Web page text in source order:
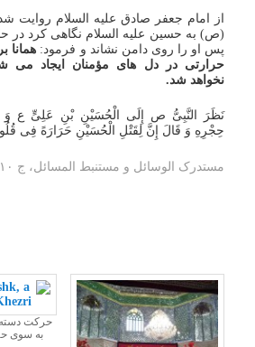
از امام جعفر صادق علیه السلام
(ص) به حسین علیه السلام نگاهی کرد در
پس او را روی دامن نشاند و فرمود: همانا
حرارتی در دل های مؤمنان ایجاد
نخواهد شد.
نَظَرَ النَّبِیُّ ص إِلَى الْحُسَیْنِ بْنِ عَلِیٍّ ع
حِجْرِهِ وَ قَالَ إِنَّ لِقَتْلِ الْحُسَیْنِ حَرَارَهً فِی قُلُوبِ
مستدرک الوسائل و مستنبط المسائل، ج ‏۱۰، ص: ۳۱۸
حرکت
به سوی